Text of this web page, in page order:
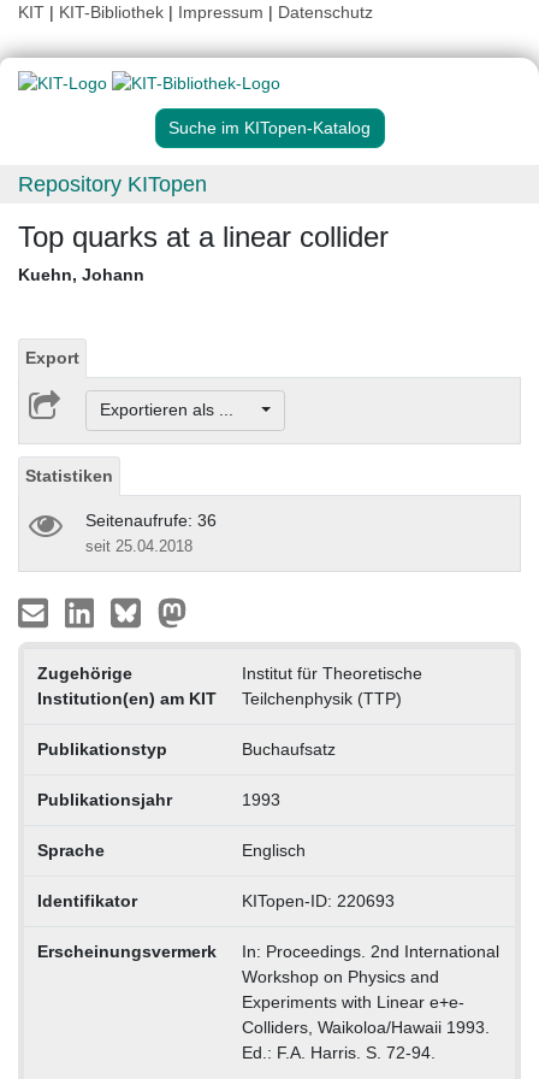
KIT | KIT-Bibliothek | Impressum | Datenschutz
Suche im KITopen-Katalog
Repository KITopen
Top quarks at a linear collider
Kuehn, Johann
Export
Exportieren als ...
Statistiken
Seitenaufrufe: 36
seit 25.04.2018
Zugehörige
Institution(en) am KIT
Institut für Theoretische
Teilchenphysik (TTP)
Publikationstyp Buchaufsatz
Publikationsjahr 1993
Sprache Englisch
Identifikator KITopen-ID: 220693
Erscheinungsvermerk
In: Proceedings. 2nd International
Workshop on Physics and
Experiments with Linear e+e-
Colliders, Waikoloa/Hawaii 1993.
Ed.: F.A. Harris. S. 72-94.